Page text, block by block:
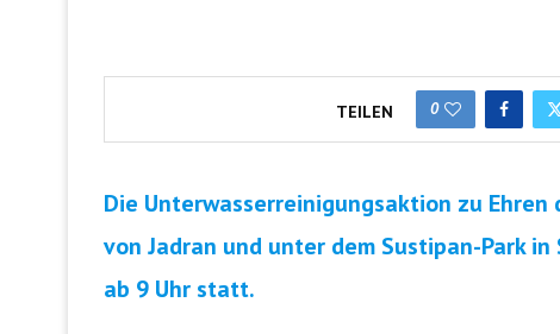
TEILEN 0
Die Unterwasserreinigungsaktion zu
von Jadran und unter dem Sustipan-Park
ab 9 Uhr statt.